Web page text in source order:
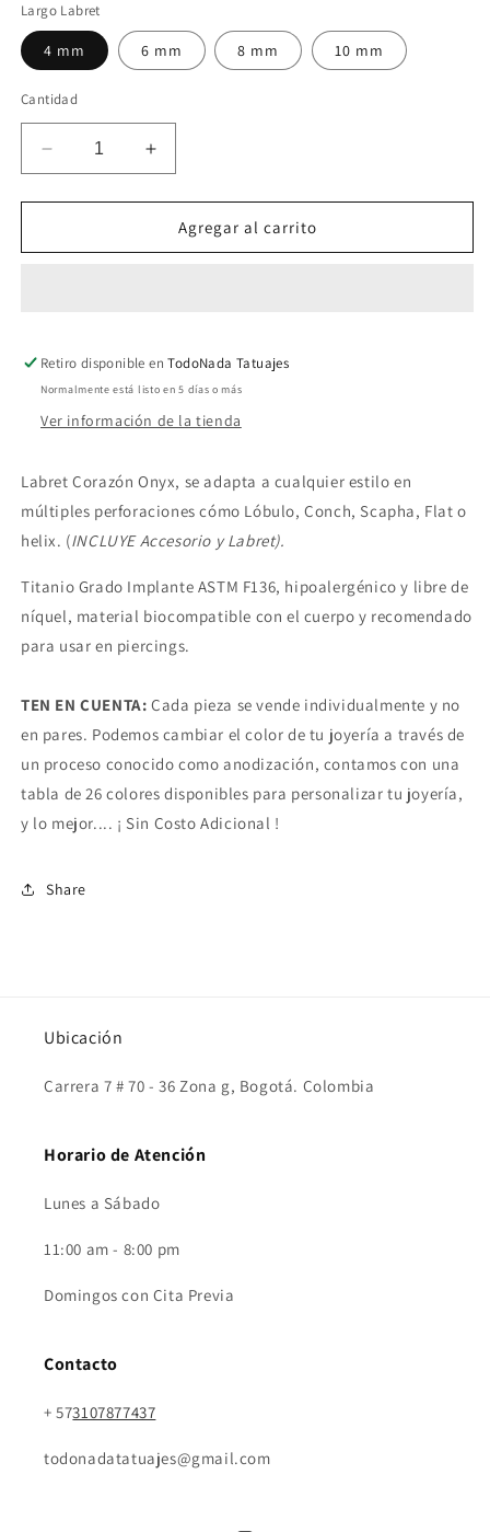
Largo Labret
4 mm 6 mm 8 mm 10 mm
Cantidad
Reducir
cantidad
para
Corazón
Aumentar
cantidad
para
Labret
Corazón
Agregar al carrito
Retiro disponible enTodoNada Tatuajes
Normalmente está listo en 5 días o más
Ver información de la tienda
Labret Corazón Onyx, se adapta a cualquier estilo en
múltiples perforaciones cómo Lóbulo, Conch, Scapha, Flat o
helix. (INCLUYE Accesorio y Labret).
Titanio Grado Implante ASTM F136, hipoalergénico y libre de
níquel, material biocompatible con el cuerpo y recomendado
para usar en piercings.
TEN EN CUENTA: Cada pieza se vende individualmente y no
en pares. Podemos cambiar el color de tu joyería a través de
un proceso conocido como anodización, contamos con una
tabla de 26 colores disponibles para personalizar tu joyería,
y lo mejor.... ¡ Sin Costo Adicional !
Share
Ubicación
Carrera 7 # 70 - 36 Zona g, Bogotá. Colombia
Horario de Atención
Lunes a Sábado
11:00 am - 8:00 pm
Domingos con Cita Previa
Contacto
+ 573107877437
todonadatatuajes@gmail.com